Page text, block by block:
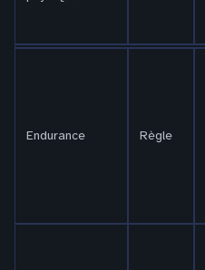
Endurance Règle